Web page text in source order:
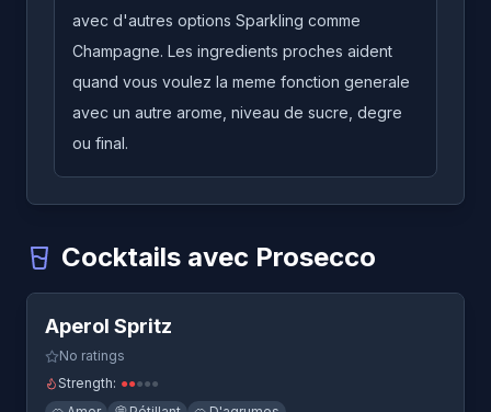
avec d'autres options Sparkling comme
Champagne. Les ingredients proches aident
quand vous voulez la meme fonction generale
avec un autre arome, niveau de sucre, degre
ou final.
Cocktails avec Prosecco
Aperol Spritz
Bellini-Un cocktail qui utilise Prosecco
Negroni Sbagliato
Spritz au Minatō Yuzu
Quick View
Aperol Spritz
No ratings
Strength: ●●●●●